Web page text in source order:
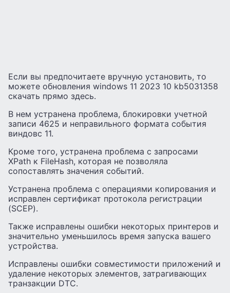
Если вы предпочитаете вручную установить, то
можете обновления windows 11 2023 10 kb5031358
скачать прямо здесь.
В нем устранена проблема, блокировки учетной
записи 4625 и неправильного формата события
виндовс 11.
Кроме того, устранена проблема с запросами
XPath к FileHash, которая не позволяла
сопоставлять значения событий.
Устранена проблема с операциями копирования и
исправлен сертификат протокола регистрации
(SCEP).
Также исправлены ошибки некоторых принтеров и
значительно уменьшилось время запуска вашего
устройства.
Исправлены ошибки совместимости приложений и
удаление некоторых элементов, затрагивающих
транзакции DTC.